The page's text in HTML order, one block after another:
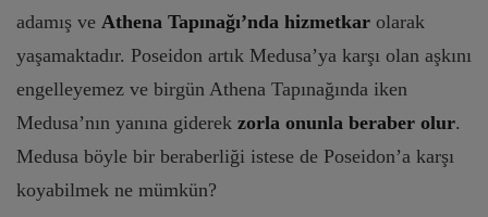
adamış ve Athena Tapınağı’nda hizmetkar olarak
yaşamaktadır. Poseidon artık Medusa’ya karşı olan aşkını
engelleyemez ve birgün Athena Tapınağında iken
Medusa’nın yanına giderek zorla onunla beraber olur.
Medusa böyle bir beraberliği istese de Poseidon’a karşı
koyabilmek ne mümkün?